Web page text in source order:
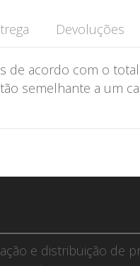
Devoluções
de acordo com o
semelhante a um
e distribuição de